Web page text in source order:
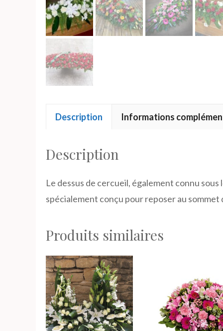
Description Informations
Description
Le dessus de cercueil, également connu
spécialement conçu pour reposer au
Produits similaires
Ce
produit
a
plusieurs
variations.
plusieurs
variations.